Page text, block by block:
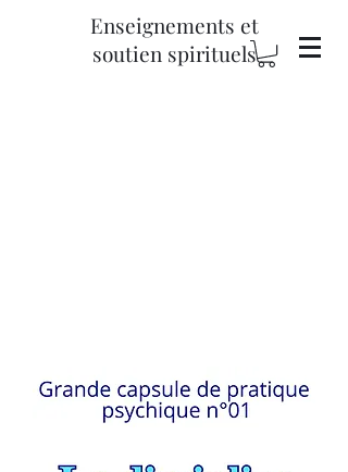
Enseignements et
soutien spirituels